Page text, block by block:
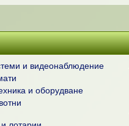
и видеонаблюдение
и оборудване